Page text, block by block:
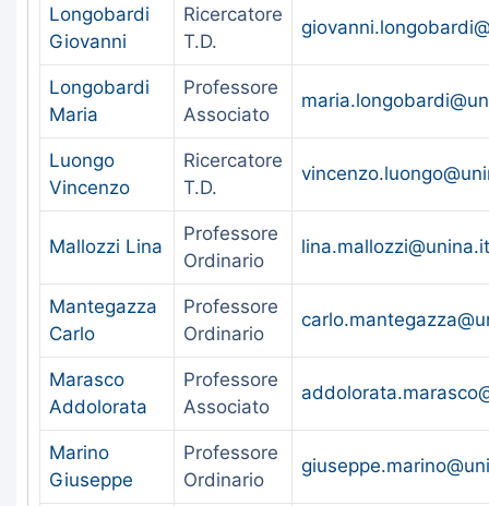
Longobardi
Giovanni
Ricercatore
T.D.
Longobardi
Maria
Professore
Associato
Luongo
Vincenzo
Ricercatore
T.D.
Mallozzi Lina
Professore
Ordinario
lina.mallozzi@unina.it
Mantegazza
Carlo
Professore
Ordinario
Marasco
Addolorata
Professore
Associato
Marino
Giuseppe
Professore
Ordinario